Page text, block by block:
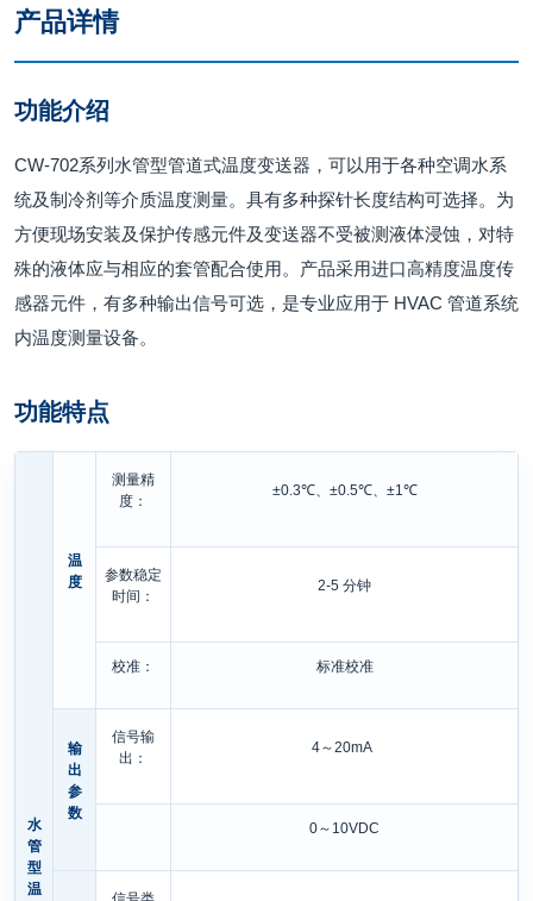
产品详情
功能介绍
CW-702系列水管型管道式温度变送器，可以用于各种空调水系
统及制冷剂等介质温度测量。具有多种探针长度结构可选择。为
方便现场安装及保护传感元件及变送器不受被测液体浸蚀，对特
殊的液体应与相应的套管配合使用。产品采用进口高精度温度传
感器元件，有多种输出信号可选，是专业应用于 HVAC 管道系统
内温度测量设备。
功能特点
水
管
型
温
温
度
测量精
度：
±0.3℃、±0.5℃、±1℃
参数稳定
时间：
2-5 分钟
校准： 标准校准
输
出
参
数
信号输
出：
4～20mA
0～10VDC